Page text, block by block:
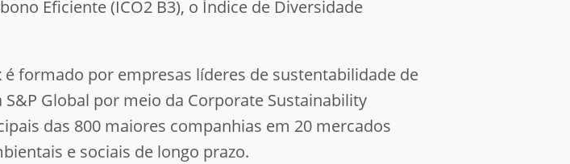
Eficiente (ICO2 B3), o Índice de Diversidade
formado por empresas líderes de sustentabilidade de
Global por meio da Corporate Sustainability
das 800 maiores companhias em 20 mercados
e sociais de longo prazo.